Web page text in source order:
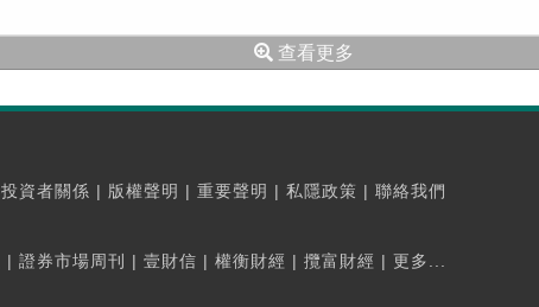
查看更多
投資者關係 | 版權聲明 | 重要聲明 | 私隱政策 | 聯絡我們
| 證券市場周刊 | 壹財信 | 權衡財經 | 攬富財經 | 更多...